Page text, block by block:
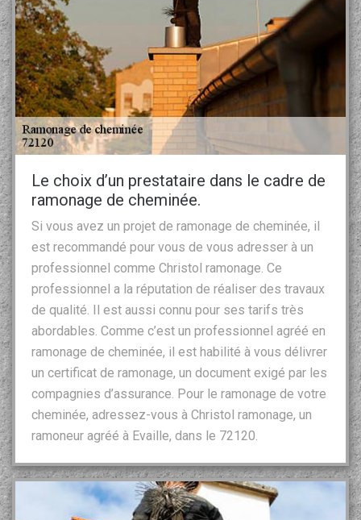
Le choix d’un prestataire dans le cadre de
ramonage de cheminée.
Si vous avez un projet de ramonage de cheminée, il
est recommandé pour vous de vous adresser à un
professionnel comme Christol ramonage. Ce
professionnel a la réputation de réaliser des travaux
de qualité. Il est aussi connu pour ses tarifs très
abordables. Comme c’est un professionnel agréé en
ramonage de cheminée, il est habilité à vous délivrer
un certificat de ramonage, un document exigé par les
compagnies d’assurance. Pour le ramonage de votre
cheminée, adressez-vous à Christol ramonage, un
ramoneur agréé à Evaille, dans le 72120.